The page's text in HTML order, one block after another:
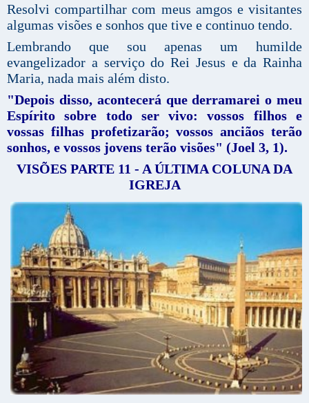
Resolvi compartilhar com meus amgos e visitantes
algumas visões e sonhos que tive e continuo tendo.
Lembrando que sou apenas um humilde
evangelizador a serviço do Rei Jesus e da Rainha
Maria, nada mais além disto.
"Depois disso, acontecerá que derramarei o meu
Espírito sobre todo ser vivo: vossos filhos e
vossas filhas profetizarão; vossos anciãos terão
sonhos, e vossos jovens terão visões" (Joel 3, 1).
VISÕES PARTE 11 - A ÚLTIMA COLUNA DA
IGREJA